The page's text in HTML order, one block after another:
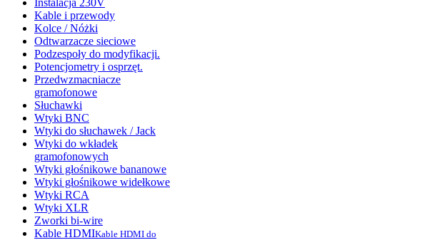
Instalacja 230V
Kable i przewody
Kolce / Nóżki
Odtwarzacze sieciowe
Podzespoły do modyfikacji.
Potencjometry i osprzęt.
Przedwzmacniacze
gramofonowe
Słuchawki
Wtyki BNC
Wtyki do słuchawek / Jack
Wtyki do wkładek
gramofonowych
Wtyki głośnikowe bananowe
Wtyki głośnikowe widełkowe
Wtyki RCA
Wtyki XLR
Zworki bi-wire
Kable HDMIKable HDMI do